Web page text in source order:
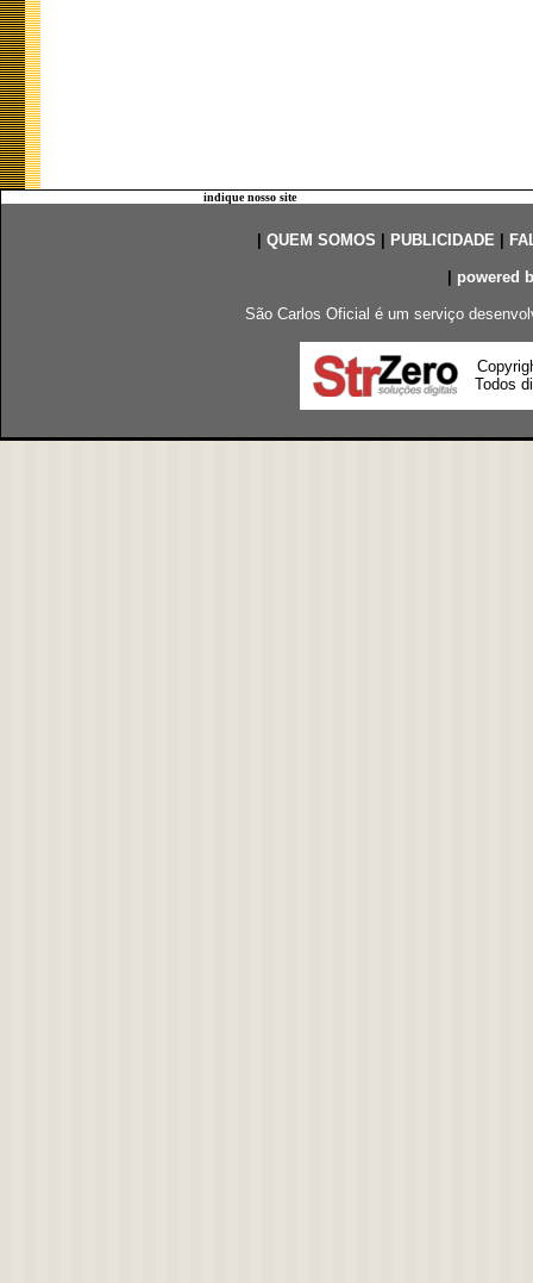
indique nosso site
QUEM SOMOS PUBLICIDADE|
powered
São Carlos Oficial é um serviço
Todos